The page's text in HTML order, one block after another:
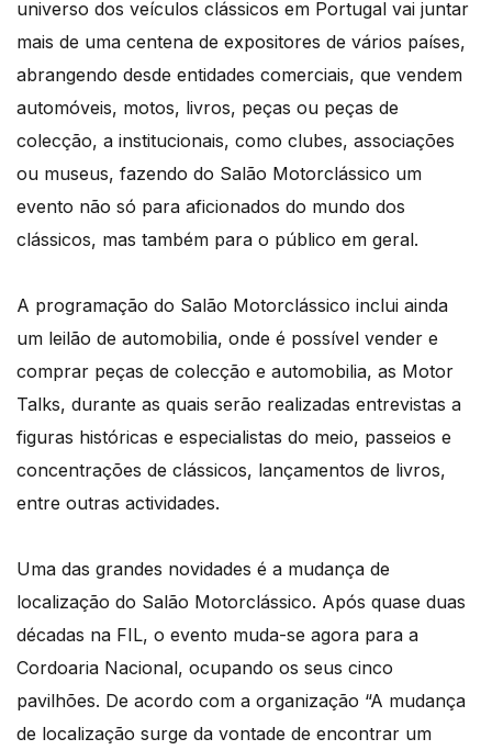
universo dos veículos clássicos em Portugal vai juntar
mais de uma centena de expositores de vários países,
abrangendo desde entidades comerciais, que vendem
automóveis, motos, livros, peças ou peças de
colecção, a institucionais, como clubes, associações
ou museus, fazendo do Salão Motorclássico um
evento não só para aficionados do mundo dos
clássicos, mas também para o público em geral.
A programação do Salão Motorclássico inclui ainda
um leilão de automobilia, onde é possível vender e
comprar peças de colecção e automobilia, as Motor
Talks, durante as quais serão realizadas entrevistas a
figuras históricas e especialistas do meio, passeios e
concentrações de clássicos, lançamentos de livros,
entre outras actividades.
Uma das grandes novidades é a mudança de
localização do Salão Motorclássico. Após quase duas
décadas na FIL, o evento muda-se agora para a
Cordoaria Nacional, ocupando os seus cinco
pavilhões. De acordo com a organização “A mudança
de localização surge da vontade de encontrar um